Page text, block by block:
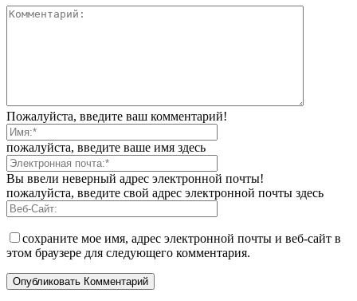
Пожалуйста, введите ваш комментарий!
пожалуйста, введите ваше имя здесь
Вы ввели неверный адрес электронной почты!
пожалуйста, введите свой адрес электронной почты здесь
сохраните мое имя, адрес электронной почты и веб-сайт в
этом браузере для следующего комментария.